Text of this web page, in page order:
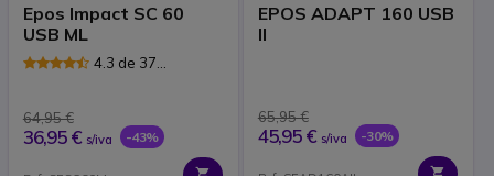
Epos Impact SC 60
USB ML
4.3 de 37
64,95 €
36,95 € s/iva -43%
EPOS ADAPT 160 USB
II
65,95 €
45,95 € s/iva -30%